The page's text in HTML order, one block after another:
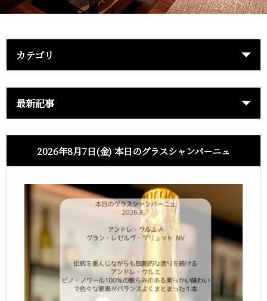
カテゴリ
最新記事
2026年8月7日(金) 本日のグラスシャンパーニュ